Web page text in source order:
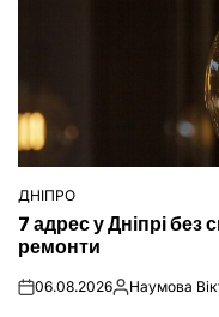
ОПУБЛІКУВАТИ
У
ДНІПРО
7 адрес у Дніпрі без
ремонти
on06.08.2026Опубліковано
Наумова